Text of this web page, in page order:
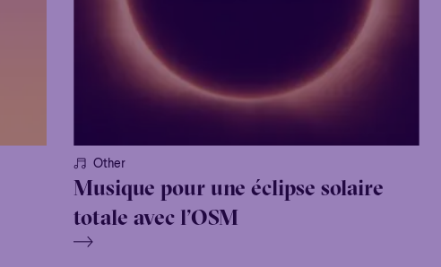
Other
Musique pour une éclipse solaire
totale avec l’OSM